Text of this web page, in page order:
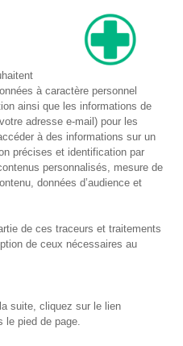
du Bizet
590009874
: 126921
Bizet
d'Ascq
nous !
réservés
de Vente
légales